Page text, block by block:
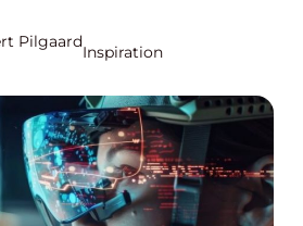
Pilgaard
Inspiration